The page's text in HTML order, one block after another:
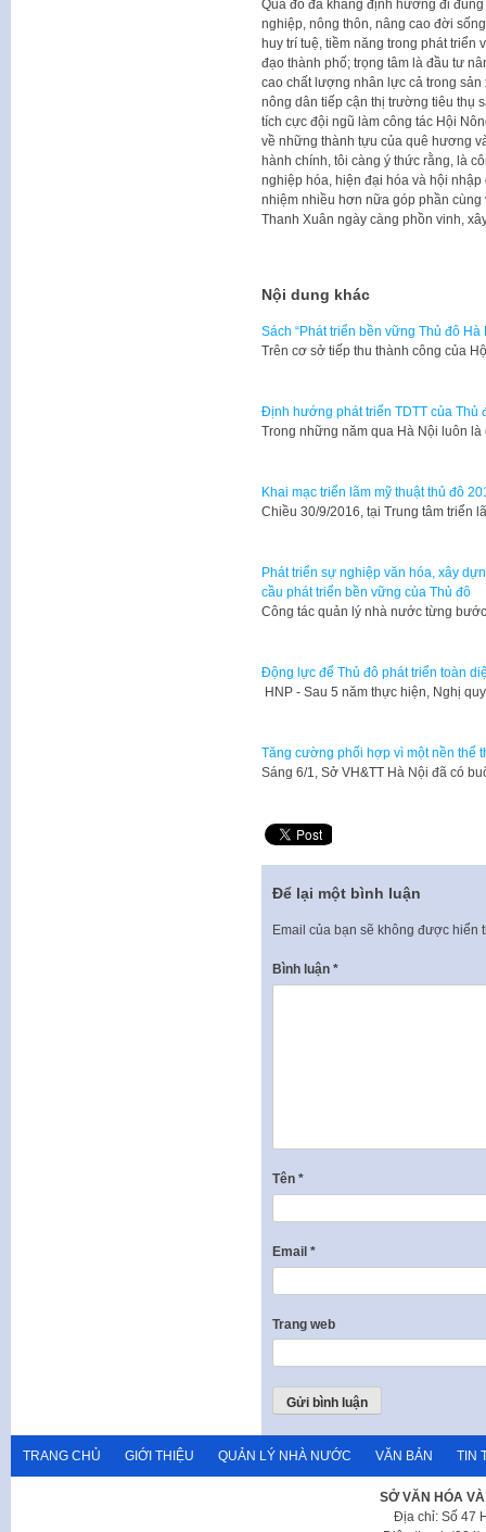
Qua đó đã khẳng định hướng đi
nghiệp, nông thôn, nâng cao đời
huy trí tuệ, tiềm năng trong phát triển
đạo thành phố; trọng tâm là đầu tư
cao chất lượng nhân lực cả trong sản
nông dân tiếp cận thị trường tiêu thụ
tích cực đội ngũ làm công tác Hội
về những thành tựu của quê hương
hành chính, tôi càng ý thức rằng, là
nghiệp hóa, hiện đại hóa và hội
nhiệm nhiều hơn nữa góp phần
Thanh Xuân ngày càng phồn vinh,
Nội dung khác
Sách “Phát triển bền vững Thủ đô Hà
​Trên cơ sở tiếp thu thành công của
Định hướng phát triển TDTT của Thủ
Trong những năm qua Hà Nội luôn
Khai mạc triển lãm mỹ thuật thủ đô
Chiều 30/9/2016, tại Trung tâm triển
Phát triển sự nghiệp văn hóa, xây
cầu phát triển bền vững của Thủ đô
Công tác quản lý nhà nước từng
Động lực để Thủ đô phát triển toàn
HNP - Sau 5 năm thực hiện, Nghị
Tăng cường phối hợp vì một nền thể
Sáng 6/1, Sở VH&TT Hà Nội đã có
Để lại một bình luận
Email của bạn sẽ không được hiển
Bình luận *
Tên *
Email *
Trang web
TRANG CHỦ GIỚI THIỆU QUẢN LÝ NHÀ NƯỚC VĂN BẢN TIN
SỞ VĂN HÓA
Địa chỉ: Số 47